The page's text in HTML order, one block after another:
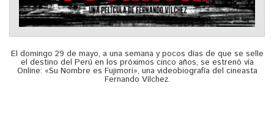
El domingo 29 de mayo, a una semana y pocos días de que se selle
el destino del Perú en los próximos cinco años, se estrenó vía
Online: «Su Nombre es Fujimori», una videobiografía del cineasta
Fernando Vílchez.